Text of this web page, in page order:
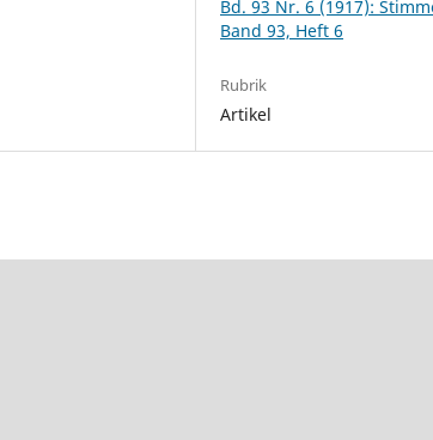
Bd. 93 Nr. 6 (1917):
Band 93, Heft 6
Rubrik
Artikel